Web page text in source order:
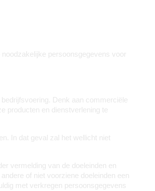
persoonsgegevens voor
Denk aan commerciële
producten en dienstverlening te
In dat geval zal het wellicht niet
vermelding van de doeleinden en
of niet voorziene doeleinden een
met verkregen persoonsgegevens